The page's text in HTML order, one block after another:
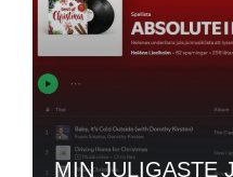
MIN JULIGASTE